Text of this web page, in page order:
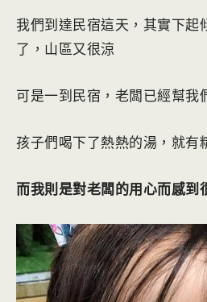
我們到達民宿這天，其實下起
了，山區又很涼
可是一到民宿，老闆已經幫我
孩子們喝下了熱熱的湯，就有
而我則是對老闆的用心而感到